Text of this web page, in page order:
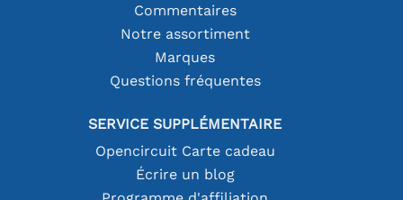
Commentaires
Notre assortiment
Marques
Questions fréquentes
SERVICE SUPPLÉMENTAIRE
Opencircuit Carte cadeau
Écrire un blog